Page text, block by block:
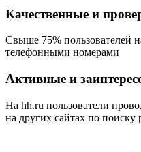
Качественные и
Свыше 75% пользователей
телефонными номерами
Активные и
На hh.ru пользователи
на других сайтах по поиску